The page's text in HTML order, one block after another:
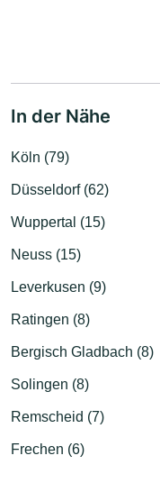
In der Nähe
Köln (79)
Düsseldorf (62)
Wuppertal (15)
Neuss (15)
Leverkusen (9)
Ratingen (8)
Bergisch Gladbach (8)
Solingen (8)
Remscheid (7)
Frechen (6)